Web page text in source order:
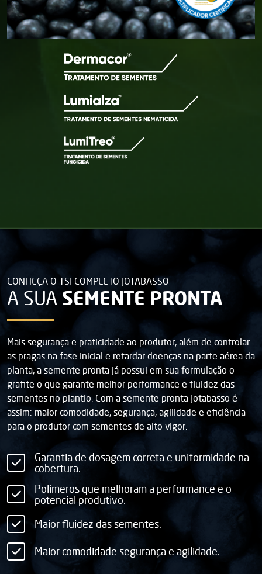
CONHEÇA O TSI COMPLETO JOTABASSO
A SUA SEMENTE PRONTA
Mais segurança e praticidade ao produtor, além de controlar
as pragas na fase inicial e retardar doenças na parte aérea da
planta, a semente pronta já possui em sua formulação o
grafite o que garante melhor performance e fluidez das
sementes no plantio. Com a semente pronta Jotabasso é
assim: maior comodidade, segurança, agilidade e eficiência
para o produtor com sementes de alto vigor.
Garantia de dosagem correta e uniformidade na
cobertura.
Polímeros que melhoram a performance e o
potencial produtivo.
Maior fluidez das sementes.
Maior comodidade segurança e agilidade.